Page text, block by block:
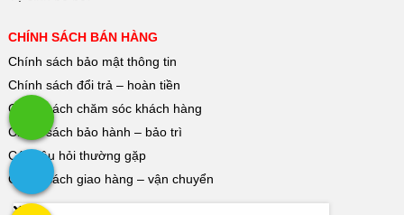
CHÍNH SÁCH BÁN HÀNG
Chính sách bảo mật thông tin
Chính sách đổi trả – hoàn tiền
Chính sách chăm sóc khách hàng
Chính sách bảo hành – bảo trì
Các câu hỏi thường gặp
Chính sách giao hàng – vận chuyển